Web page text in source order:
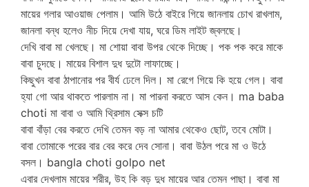
মায়ের গলার আওয়াজ পেলাম। আমি উঠে বাইরে গিয়ে জানলায় চোখ রাখলাম,
জানলা বন্ধ হলেও নীচ দিয়ে দেখা যায়, ঘরে ডিম লাইট জ্বলছে।
দেখি বাবা মা খেলছে। মা শোয়া বাবা উপর থেকে দিচ্ছে। পক পক করে মাকে
বাবা চুদছে। মায়ের বিশাল দুধ দুটো লাফাচ্ছে।
কিছুখন বাবা ঠাপানোর পর বীর্য ঢেলে দিল। মা রেগে গিয়ে কি হয়ে গেল। বাবা
হ্যা গো আর থাকতে পারলাম না। মা পারনা করতে আস কেন। ma baba
choti মা বাবা ও আমি থ্রিসাম সেক্স চটি
বাবা বাঁড়া বের করতে দেখি তেমন বড় না আমার থেকেও ছোট, তবে মোটা।
বাবা তোমাকে পরের বার বের করে দেব সোনা। বাবা উঠল পরে মা ও উঠে
বসল। bangla choti golpo net
এবার দেখলাম মায়ের শরীর, উহ কি বড় দুধ মায়ের আর তেমন পাছা। বাবা মা